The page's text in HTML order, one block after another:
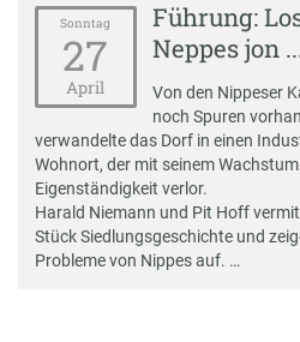
Sonntag
27
April
Führung:
Neppes jon
Von den Nippeser
noch Spuren
verwandelte das Dorf in einen
Wohnort, der mit seinem
Eigenständigkeit verlor.
Harald Niemann und Pit Hoff
Stück Siedlungsgeschichte und
Probleme von Nippes auf. …